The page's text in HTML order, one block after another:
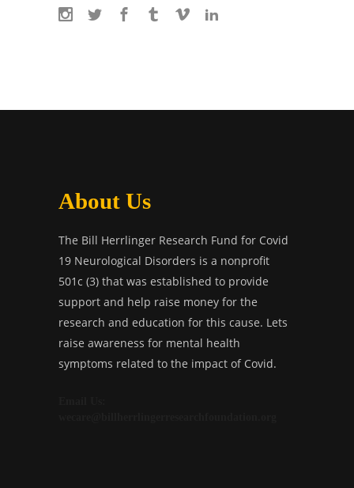
About Us
The Bill Herrlinger Research Fund for Covid
19 Neurological Disorders is a nonprofit
501c (3) that was established to provide
support and help raise money for the
research and education for this cause. Lets
raise awareness for mental health
symptoms related to the impact of Covid.